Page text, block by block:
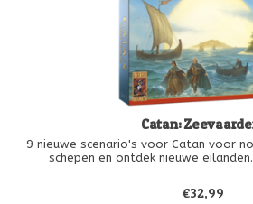
Catan:
9 nieuwe scenario's voor Catan voor
schepen en ontdek nieuwe
€32,99